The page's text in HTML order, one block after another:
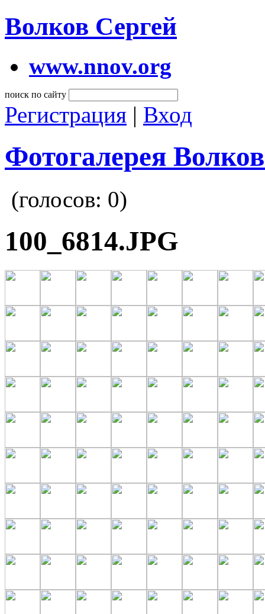
Волков Сергей
www.nnov.org
поиск по сайту
Регистрация | Вход
Фотогалерея
(голосов: 0)
100_6814.JPG